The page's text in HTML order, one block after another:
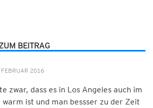
BEITRAG
2016
zwar, dass es in Los Angeles auch im
warm ist und man bessser zu der Zeit